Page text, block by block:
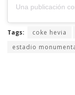
Tags: coke hevia
estadio